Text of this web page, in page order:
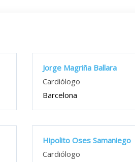
Jorge Magriña Ballara
Cardiólogo
Barcelona
Hipolito Oses Samaniego
Cardiólogo